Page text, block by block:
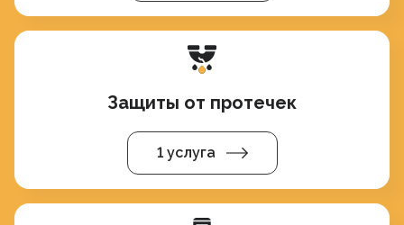
Защиты от протечек
1 услуга